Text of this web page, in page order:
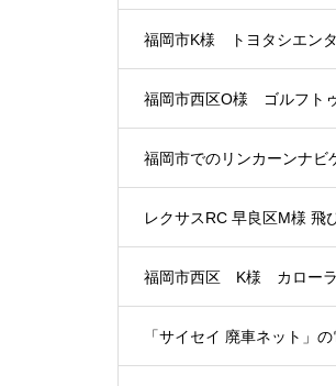
福岡市K様 トヨタシエン
福岡市西区O様 ゴルフト
福岡市でのリンカーンナビ
レクサスRC 早良区M様 飛
福岡市西区 K様 カロー
「サイセイ 廃車ネット」